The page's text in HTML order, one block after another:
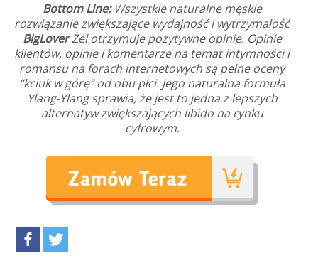
Bottom Line:Wszystkie naturalne męskie
rozwiązanie zwiększające wydajność i wytrzymałość
BigLoverŻel otrzymuje pozytywne opinie. Opinie
klientów, opinie i komentarze na temat intymności i
romansu na forach internetowych są pełne oceny
“kciuk w górę” od obu płci. Jego naturalna formuła
Ylang-Ylang sprawia, że jest to jedna z lepszych
alternatyw zwiększających libido na rynku
cyfrowym.